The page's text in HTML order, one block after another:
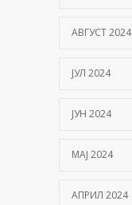
АВГУСТ 2024
ЈУЛ 2024
ЈУН 2024
МАЈ 2024
АПРИЛ 2024